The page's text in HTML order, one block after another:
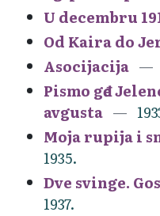
U decembru
Od Kaira do
Asocijacija
Pismo gđe
avgusta
Moja rupija i
1935.
Dve svinge.
1937.